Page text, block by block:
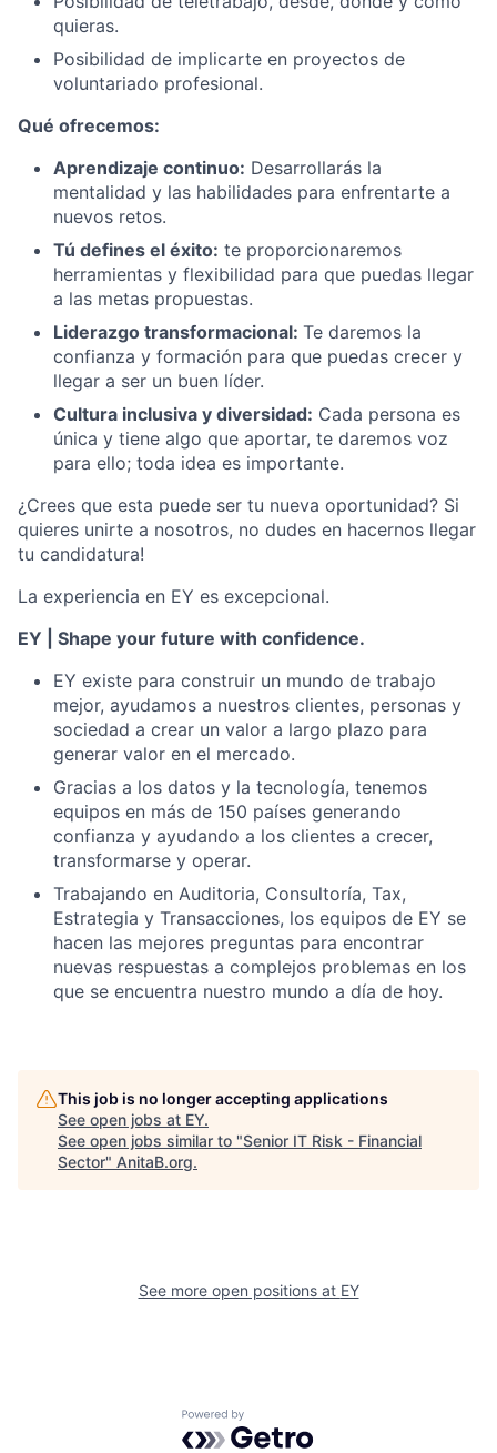
quieras.
Posibilidad de implicarte en proyectos de
voluntariado profesional.
Qué ofrecemos:
Aprendizaje continuo: Desarrollarás la
mentalidad y las habilidades para enfrentarte a
nuevos retos.
Tú defines el éxito: te proporcionaremos
herramientas y flexibilidad para que puedas llegar
a las metas propuestas.
Liderazgo transformacional: Te daremos la
confianza y formación para que puedas crecer y
llegar a ser un buen líder.
Cultura inclusiva y diversidad: Cada persona es
única y tiene algo que aportar, te daremos voz
para ello; toda idea es importante.
¿Crees que esta puede ser tu nueva oportunidad? Si
quieres unirte a nosotros, no dudes en hacernos llegar
tu candidatura!
La experiencia en EY es excepcional.
EY | Shape your future with confidence.
EY existe para construir un mundo de trabajo
mejor, ayudamos a nuestros clientes, personas y
sociedad a crear un valor a largo plazo para
generar valor en el mercado.
Gracias a los datos y la tecnología, tenemos
equipos en más de 150 países generando
confianza y ayudando a los clientes a crecer,
transformarse y operar.
Trabajando en Auditoria, Consultoría, Tax,
Estrategia y Transacciones, los equipos de EY se
hacen las mejores preguntas para encontrar
nuevas respuestas a complejos problemas en los
que se encuentra nuestro mundo a día de hoy.
This job is no longer accepting applications
See open jobs at EY.
See open jobs similar to "Senior IT Risk - Financial
Sector" AnitaB.org.
See more open positions at EY
Powered by Getro.com